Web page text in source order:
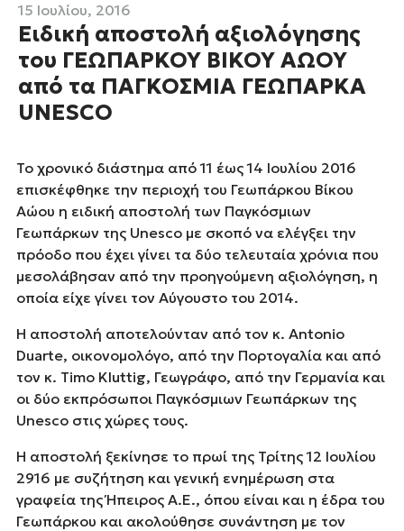
15 Ιουλίου, 2016
Ειδική αποστολή αξιολόγησης
του ΓΕΩΠΑΡΚΟΥ ΒΙΚΟΥ ΑΩΟΥ
από τα ΠΑΓΚΟΣΜΙΑ ΓΕΩΠΑΡΚΑ
UNESCO
Το χρονικό διάστημα από 11 έως 14 Ιουλίου 2016
επισκέφθηκε την περιοχή του Γεωπάρκου Βίκου
Αώου η ειδική αποστολή των Παγκόσμιων
Γεωπάρκων της Unesco με σκοπό να ελέγξει την
πρόοδο που έχει γίνει τα δύο τελευταία χρόνια που
μεσολάβησαν από την προηγούμενη αξιολόγηση, η
οποία είχε γίνει τον Αύγουστο του 2014.
Η αποστολή αποτελούνταν από τον κ. Antonio
Duarte, οικονομολόγο, από την Πορτογαλία και από
τον κ. Timo Kluttig, Γεωγράφο, από την Γερμανία και
οι δύο εκπρόσωποι Παγκόσμιων Γεωπάρκων της
Unesco στις χώρες τους.
Η αποστολή ξεκίνησε το πρωί της Τρίτης 12 Ιουλίου
2916 με συζήτηση και γενική ενημέρωση στα
γραφεία της Ήπειρος Α.Ε., όπου είναι και η έδρα του
Γεωπάρκου και ακολούθησε συνάντηση με τον